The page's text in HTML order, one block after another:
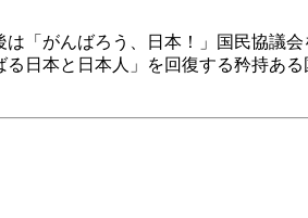
「がんばろう、日本！」国民協議
る日本と日本人」を回復する矜